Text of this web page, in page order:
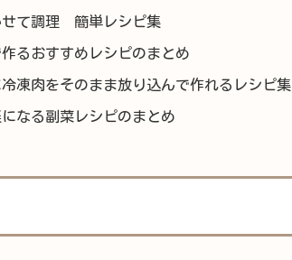
せて調理 簡単レシピ集
作るおすすめレシピのまとめ
冷凍肉をそのまま放り込んで作れるレシピ集
なる副菜レシピのまとめ